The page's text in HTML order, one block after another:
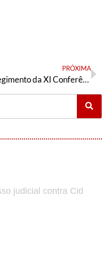
PRÓXIMA
Regimento da XI Conferência de Juventude da AE
judicial contra Cid